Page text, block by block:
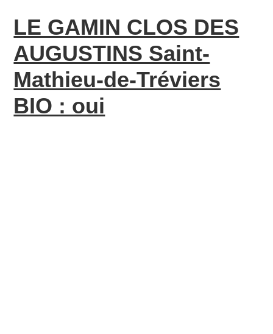
LE GAMIN CLOS DES
AUGUSTINS Saint-
Mathieu-de-Tréviers
BIO : oui